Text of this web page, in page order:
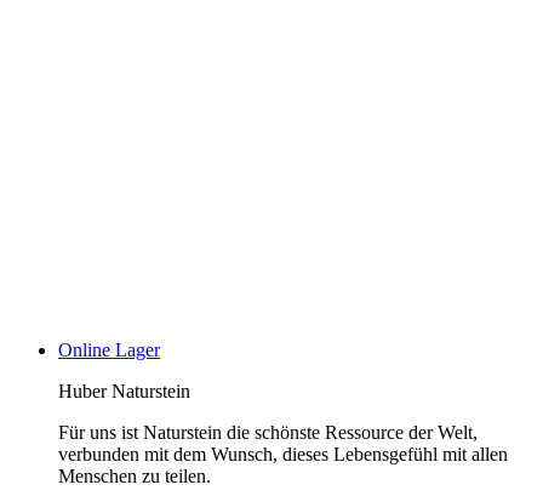
Online Lager
Huber Naturstein
Für uns ist Naturstein die schönste Ressource der Welt,
verbunden mit dem Wunsch, dieses Lebensgefühl mit allen
Menschen zu teilen.